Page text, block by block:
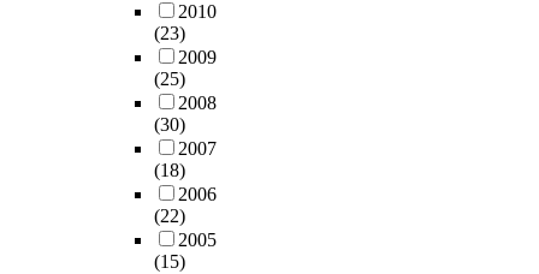
2010
(23)
2009
(25)
2008
(30)
2007
(18)
2006
(22)
2005
(15)